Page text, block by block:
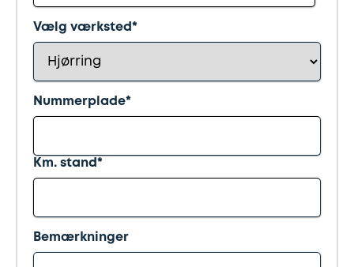
hjulsudmåling
Støddæmpere
og
Tandrem
Trailertjek
Vinterdæk
Vælg værksted*
Nummerplade*
Km. stand*
Bemærkninger